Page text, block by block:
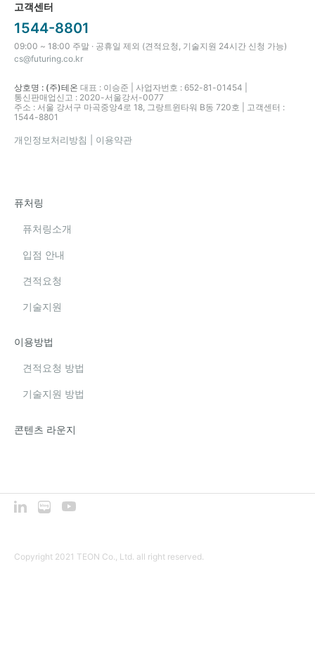
고객센터
1544-8801
09:00 ~ 18:00 주말 · 공휴일 제외 (견적요청, 기술지원 24시간 신청 가능)
cs@futuring.co.kr
상호명 : (주)테온 대표 : 이승준 | 사업자번호 : 652-81-01454 |
통신판매업신고 : 2020-서울강서-0077
주소 : 서울 강서구 마곡중앙4로 18, 그랑트윈타워 B동 720호 | 고객센터 :
1544-8801
개인정보처리방침 | 이용약관
퓨처링
퓨처링소개
입점 안내
견적요청
기술지원
이용방법
견적요청 방법
기술지원 방법
콘텐츠 라운지
Copyright 2021 TEON Co., Ltd. all right reserved.